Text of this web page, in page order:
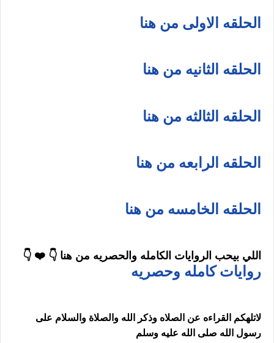
الحلقه الاولى من هنا
الحلقه الثانيه من هنا
الحلقه الثالثه من هنا
الحلقه الرابعه من هنا
الحلقه الخامسه من هنا
اللي بيحب الروايات الكامله والحصريه من هنا 👇 ❤️ 👇
روايات كامله وحصريه
لاتلهكم القراءه عن الصلاه وذكر الله والصلاة والسلام على
رسول الله صلى الله عليه وسلم